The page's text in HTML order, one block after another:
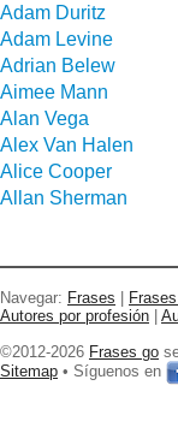
Adam Duritz
Adam Levine
Adrian Belew
Aimee Mann
Alan Vega
Alex Van Halen
Alice Cooper
Allan Sherman
Navegar: Frases |
Autores por profesión |
©2012-2026 Frases go
Sitemap • Síguenos en